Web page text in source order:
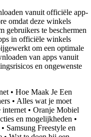
vanuit officiële app-
omdat deze winkels
gebruikers te beschermen
in officiële winkels
om een optimale
van apps vanuit
en ongewenste
• Hoe Maak Je Een
• Alles wat je moet
internet • Oranje Mobiel
en mogelijkheden •
• Samsung Freestyle en